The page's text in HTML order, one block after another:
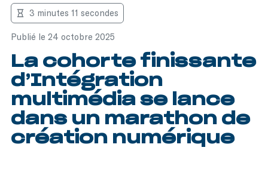
Publié le 24 octobre 2025
3 minutes 11 secondes
La cohorte finissante
d’Intégration
multimédia se lance
dans un marathon de
création numérique